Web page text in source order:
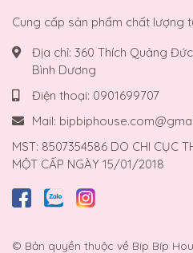
Cung cấp sản phẩm chất lượng
Địa chỉ: 360 Thích Quảng
Bình Dương
Điện thoại: 0901699707
Mail:
MST: 8507354586 DO CHI CỤC
MỘT CẤP NGÀY 15/01/2018
© Bản quyền thuộc về Bíp Bíp